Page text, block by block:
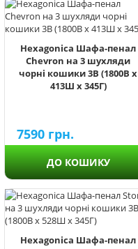
Hexagonica Шафа-пенал
Chevron на 3 шухляди
чорні кошики 3В (1800В х
413Ш х 345Г)
7590 грн.
ДО КОШИКУ
Hexagonica Шафа-пенал